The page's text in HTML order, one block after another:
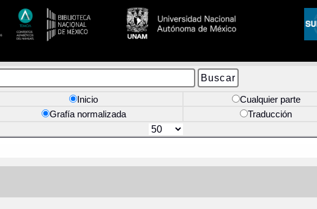
Inicio
Cualquier parte
Grafía normalizada
Traducción